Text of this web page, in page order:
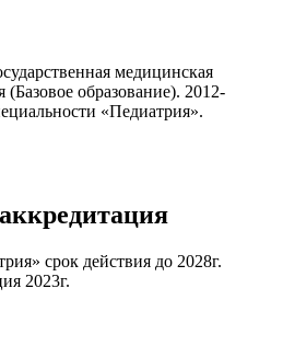
медицинская
(Базовое образование). 2012-
«Педиатрия».
срок действия до 2028г.
2023г.